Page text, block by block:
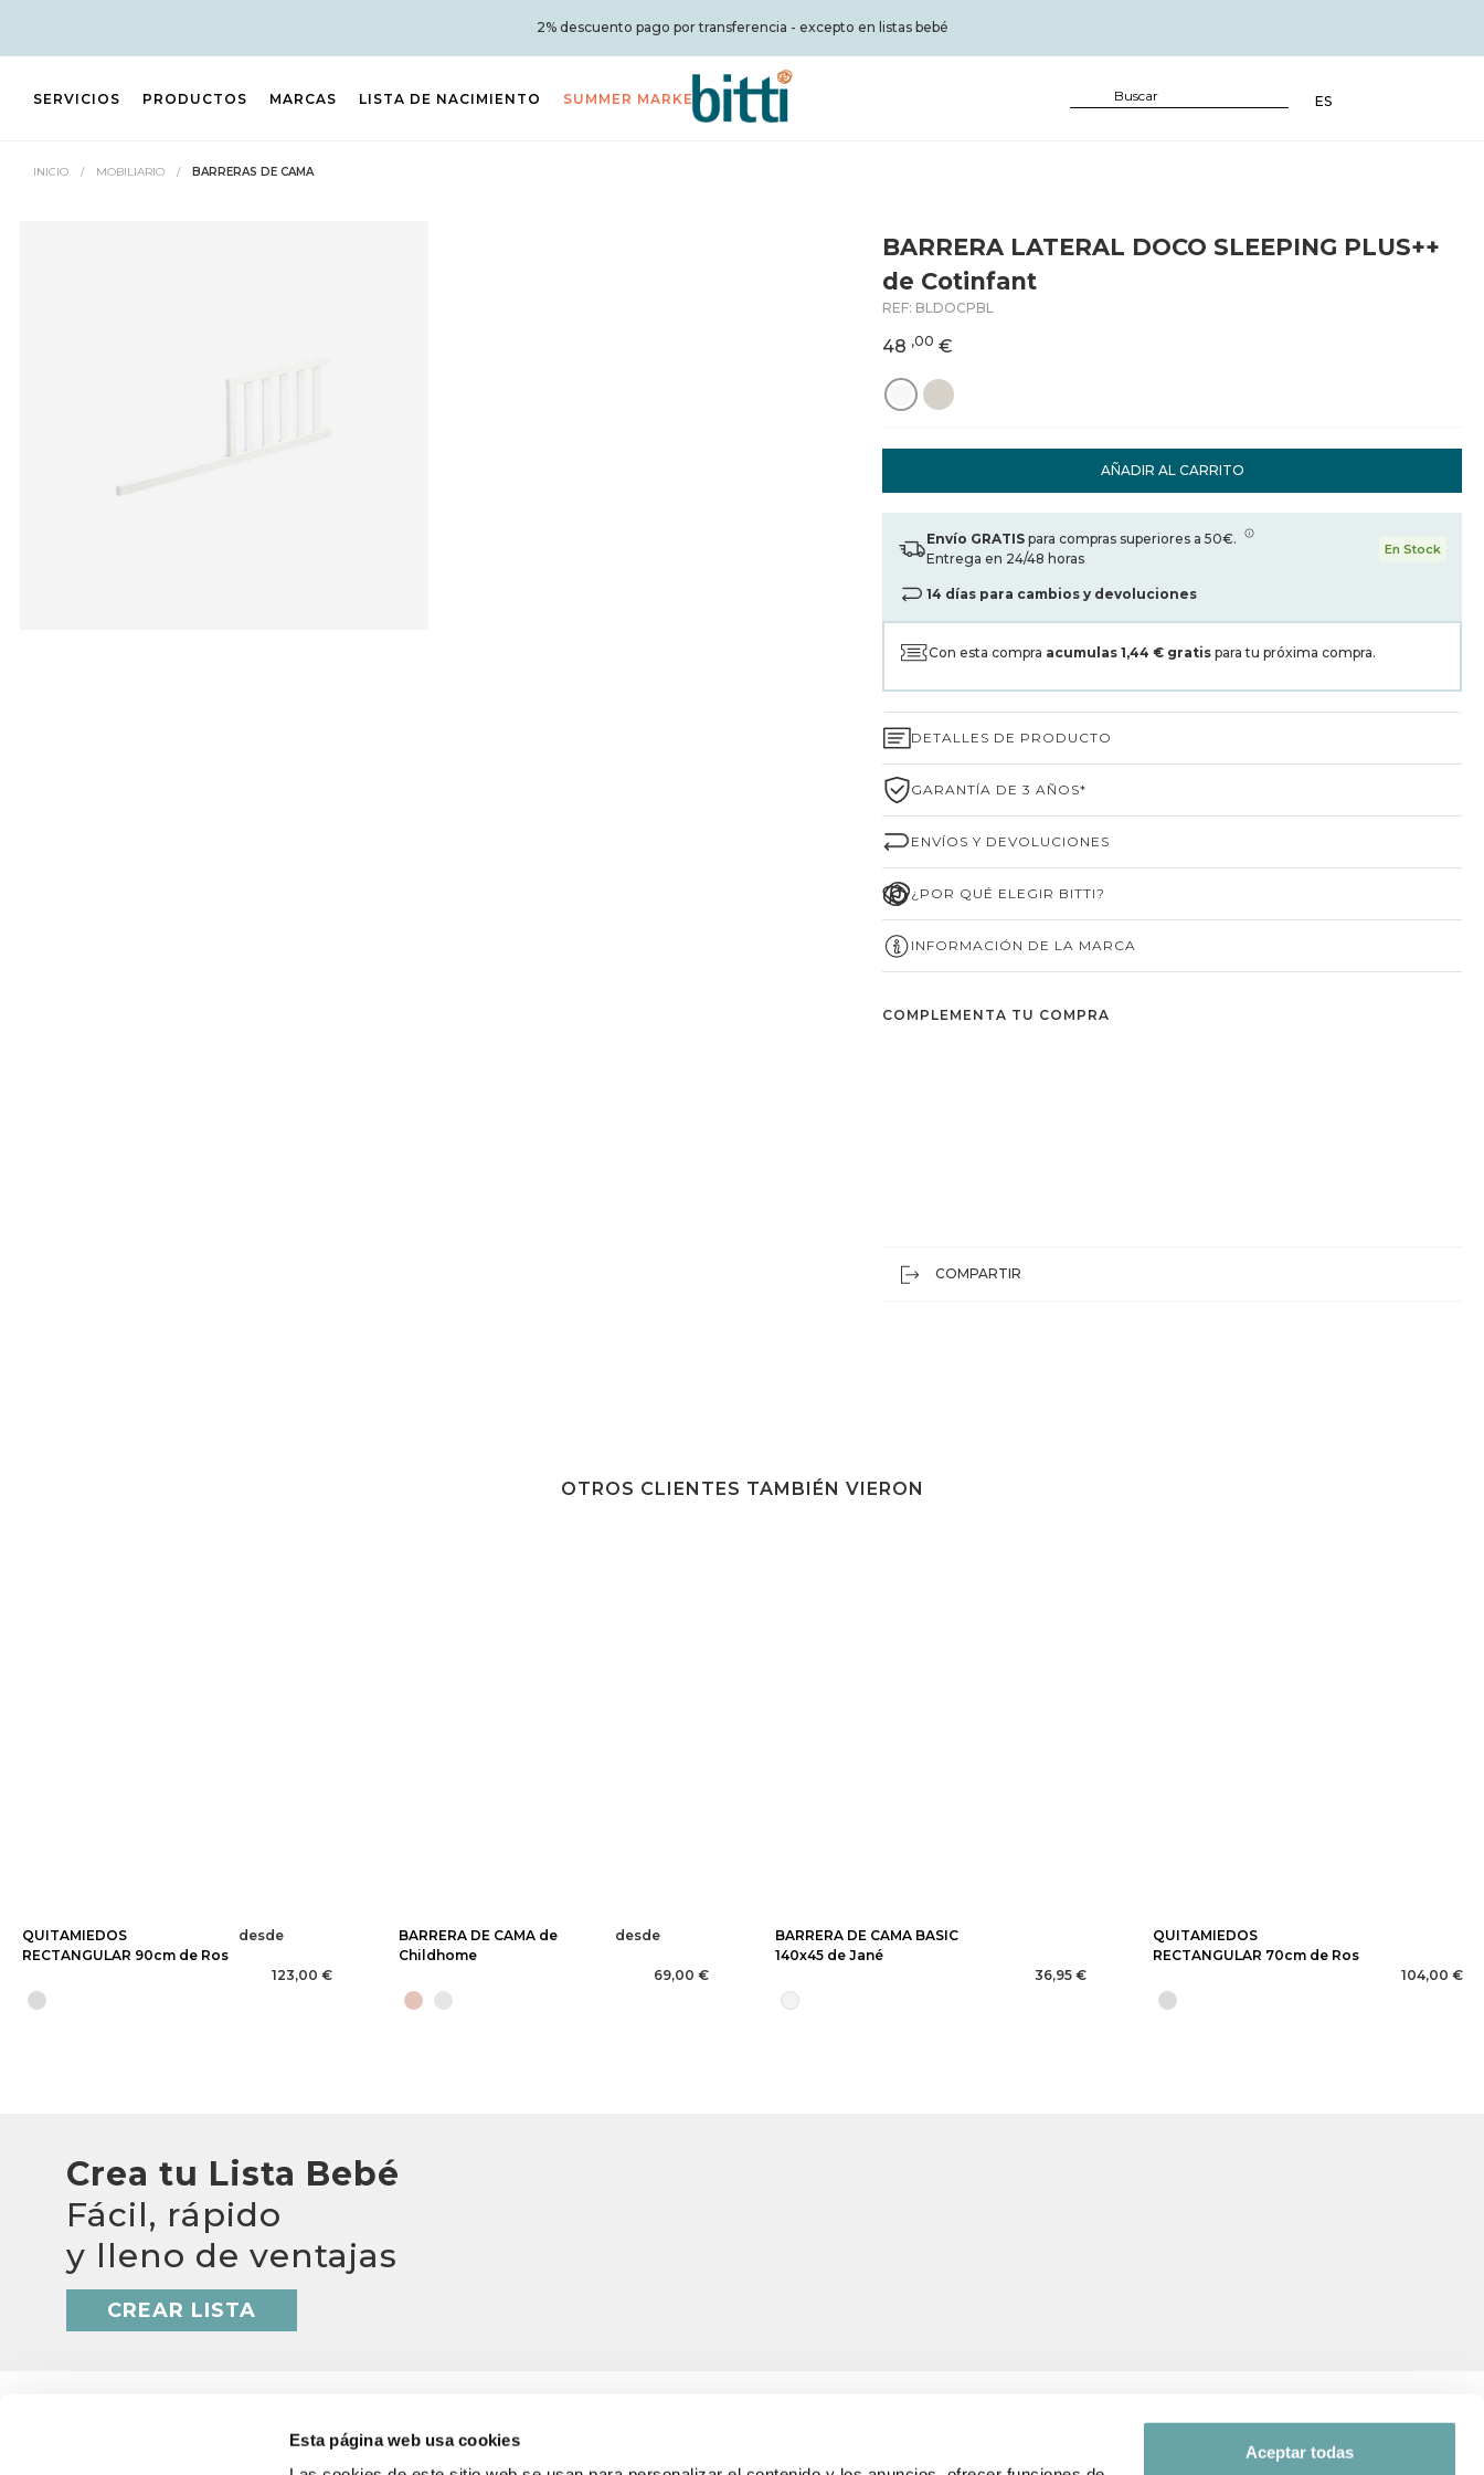
Esta página web usa cookies
Aceptar todas
2% descuento pago por transferencia - excepto en listas bebé
SERVICIOS PRODUCTOS MARCAS LISTA DE NACIMIENTO SUMMER MARKET ES
INICIO / MOBILIARIO / BARRERAS DE CAMA
BARRERA LATERAL DOCO SLEEPING PLUS++
de Cotinfant
REF: BLDOCPBL
48 ,00 €
AÑADIR AL CARRITO
Envío GRATIS para compras superiores a 50€.
Entrega en 24/48 horas
En Stock
14 días para cambios y devoluciones
Con esta compra acumulas 1,44 € gratis para tu próxima compra.
DETALLES DE PRODUCTO
GARANTÍA DE 3 AÑOS*
ENVÍOS Y DEVOLUCIONES
¿POR QUÉ ELEGIR BITTI?
INFORMACIÓN DE LA MARCA
COMPLEMENTA TU COMPRA
COMPARTIR
OTROS CLIENTES TAMBIÉN VIERON
QUITAMIEDOS
RECTANGULAR 90cm de Ros
desde
123,00 €
BARRERA DE CAMA de
Childhome
desde
69,00 €
BARRERA DE CAMA BASIC
140x45 de Jané
36,95 €
QUITAMIEDOS
RECTANGULAR 70cm de Ros
104,00 €
Crea tu Lista Bebé
Fácil, rápido
y lleno de ventajas
CREAR LISTA